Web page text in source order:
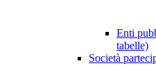
Enti
tabelle)
Società